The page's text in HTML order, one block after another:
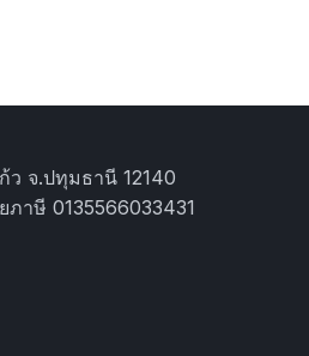
จ.ปทุมธานี 12140
ภาษี 0135566033431